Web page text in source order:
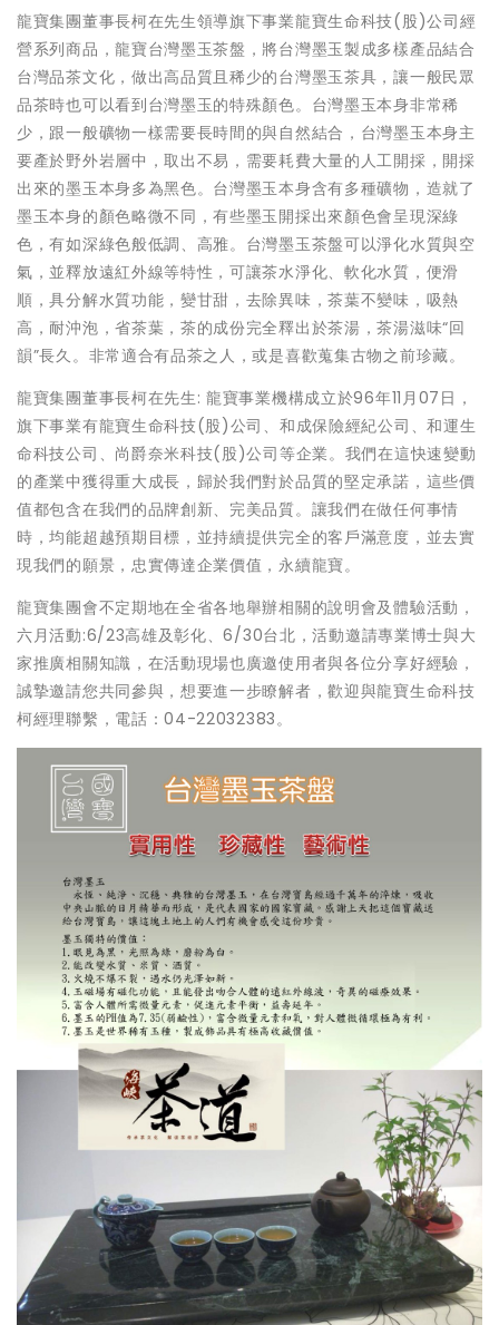
龍寶集團董事長柯在先生領導旗下事業龍寶生命科技(股)公司經
營系列商品，龍寶台灣墨玉茶盤，將台灣墨玉製成多樣產品結合
台灣品茶文化，做出高品質且稀少的台灣墨玉茶具，讓一般民眾
品茶時也可以看到台灣墨玉的特殊顏色。台灣墨玉本身非常稀
少，跟一般礦物一樣需要長時間的與自然結合，台灣墨玉本身主
要產於野外岩層中，取出不易，需要耗費大量的人工開採，開採
出來的墨玉本身多為黑色。台灣墨玉本身含有多種礦物，造就了
墨玉本身的顏色略微不同，有些墨玉開採出來顏色會呈現深綠
色，有如深綠色般低調、高雅。台灣墨玉茶盤可以淨化水質與空
氣，並釋放遠紅外線等特性，可讓茶水淨化、軟化水質，便滑
順，具分解水質功能，變甘甜，去除異味，茶葉不變味，吸熱
高，耐沖泡，省茶葉，茶的成份完全釋出於茶湯，茶湯滋味“回
韻”長久。非常適合有品茶之人，或是喜歡蒐集古物之前珍藏。
龍寶集團董事長柯在先生: 龍寶事業機構成立於96年11月07日，
旗下事業有龍寶生命科技(股)公司、和成保險經紀公司、和運生
命科技公司、尚爵奈米科技(股)公司等企業。我們在這快速變動
的產業中獲得重大成長，歸於我們對於品質的堅定承諾，這些價
值都包含在我們的品牌創新、完美品質。讓我們在做任何事情
時，均能超越預期目標，並持續提供完全的客戶滿意度，並去實
現我們的願景，忠實傳達企業價值，永續龍寶。
龍寶集團會不定期地在全省各地舉辦相關的說明會及體驗活動，
六月活動:6/23高雄及彰化、6/30台北，活動邀請專業博士與大
家推廣相關知識，在活動現場也廣邀使用者與各位分享好經驗，
誠摯邀請您共同參與，想要進一步瞭解者，歡迎與龍寶生命科技
柯經理聯繫，電話：04-22032383。